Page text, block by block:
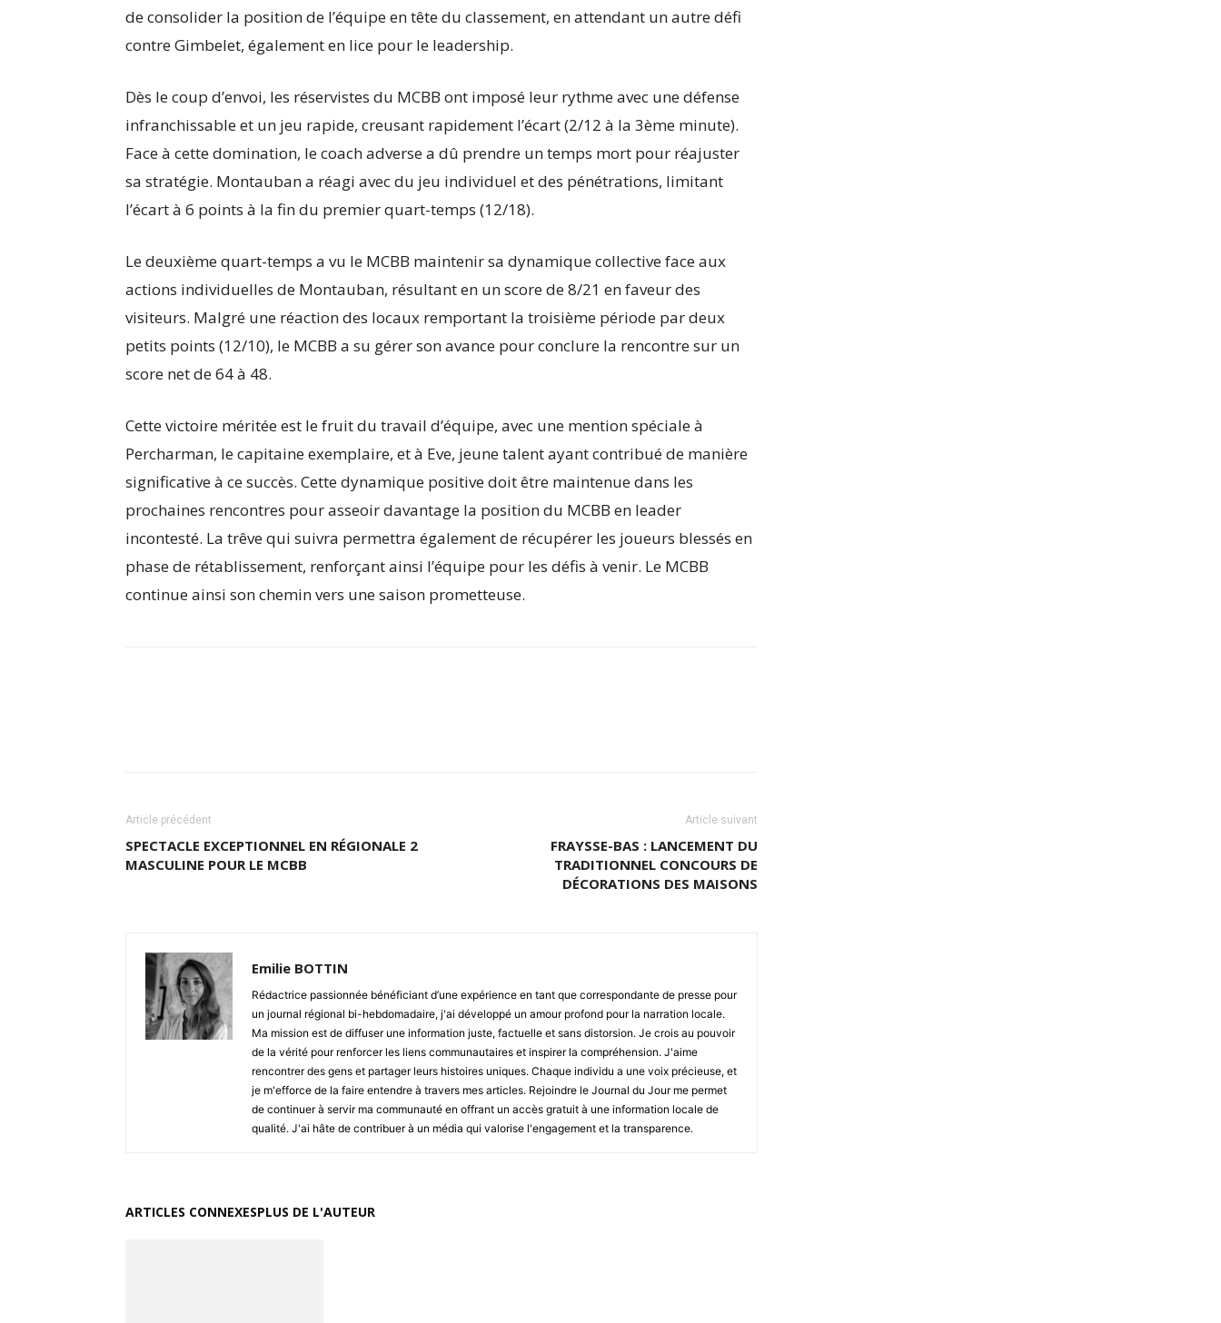
de consolider la position de l’équipe en tête du classement, en attendant un autre défi
contre Gimbelet, également en lice pour le leadership.
Dès le coup d’envoi, les réservistes du MCBB ont imposé leur rythme avec une défense
infranchissable et un jeu rapide, creusant rapidement l’écart (2/12 à la 3ème minute).
Face à cette domination, le coach adverse a dû prendre un temps mort pour réajuster
sa stratégie. Montauban a réagi avec du jeu individuel et des pénétrations, limitant
l’écart à 6 points à la fin du premier quart-temps (12/18).
Le deuxième quart-temps a vu le MCBB maintenir sa dynamique collective face aux
actions individuelles de Montauban, résultant en un score de 8/21 en faveur des
visiteurs. Malgré une réaction des locaux remportant la troisième période par deux
petits points (12/10), le MCBB a su gérer son avance pour conclure la rencontre sur un
score net de 64 à 48.
Cette victoire méritée est le fruit du travail d’équipe, avec une mention spéciale à
Percharman, le capitaine exemplaire, et à Eve, jeune talent ayant contribué de manière
significative à ce succès. Cette dynamique positive doit être maintenue dans les
prochaines rencontres pour asseoir davantage la position du MCBB en leader
incontesté. La trêve qui suivra permettra également de récupérer les joueurs blessés en
phase de rétablissement, renforçant ainsi l’équipe pour les défis à venir. Le MCBB
continue ainsi son chemin vers une saison prometteuse.
Article précédent
SPECTACLE EXCEPTIONNEL EN RÉGIONALE 2
MASCULINE POUR LE MCBB
Article suivant
FRAYSSE-BAS : LANCEMENT DU
TRADITIONNEL CONCOURS DE
DÉCORATIONS DES MAISONS
Emilie BOTTIN
Rédactrice passionnée bénéficiant d’une expérience en tant que correspondante de presse pour
un journal régional bi-hebdomadaire, j'ai développé un amour profond pour la narration locale.
Ma mission est de diffuser une information juste, factuelle et sans distorsion. Je crois au pouvoir
de la vérité pour renforcer les liens communautaires et inspirer la compréhension. J'aime
rencontrer des gens et partager leurs histoires uniques. Chaque individu a une voix précieuse, et
je m'efforce de la faire entendre à travers mes articles. Rejoindre le Journal du Jour me permet
de continuer à servir ma communauté en offrant un accès gratuit à une information locale de
qualité. J'ai hâte de contribuer à un média qui valorise l'engagement et la transparence.
ARTICLES CONNEXESPLUS DE L'AUTEUR